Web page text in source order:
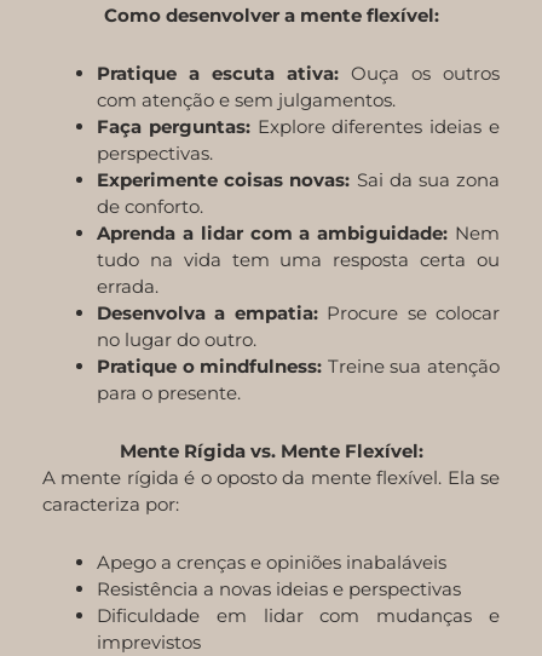
Como desenvolver a mente flexível:
Pratique a escuta ativa: Ouça os outros
com atenção e sem julgamentos.
Faça perguntas:Explore diferentes ideias e
perspectivas.
Experimente coisas novas: Sai da sua zona
de conforto.
Aprenda a lidar com a ambiguidade: Nem
tudo na vida tem uma resposta certa ou
errada.
Desenvolva a empatia:Procure se colocar
no lugar do outro.
Pratique o mindfulness: Treine sua atenção
para o presente.
Mente Rígida vs. Mente Flexível:
A mente rígida é o oposto da mente flexível. Ela se
caracteriza por:
Apego a crenças e opiniões inabaláveis
Resistência a novas ideias e perspectivas
Dificuldade em lidar com mudanças e
imprevistos